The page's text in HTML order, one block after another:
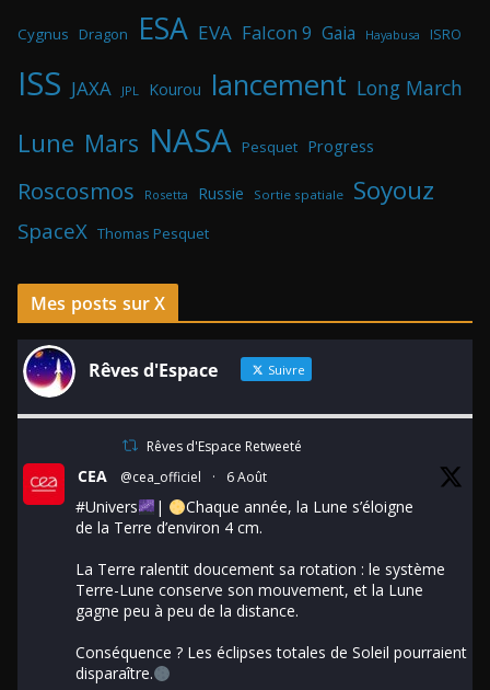
Cygnus Dragon ESA EVA Falcon 9 Gaia Hayabusa ISRO
ISS JAXA JPL Kourou lancement Long March
Lune Mars NASA Pesquet Progress
Roscosmos Rosetta Russie Sortie spatiale Soyouz
SpaceX Thomas Pesquet
Mes posts sur X
Rêves d'Espace Suivre
Rêves d'Espace Retweeté
CEA @cea_officiel · 6 Août
#Univers |
Chaque année, la Lune s’éloigne
de la Terre d’environ 4 cm.
La Terre ralentit doucement sa rotation : le système
Terre-Lune conserve son mouvement, et la Lune
gagne peu à peu de la distance.
Conséquence ? Les éclipses totales de Soleil pourraient
disparaître.